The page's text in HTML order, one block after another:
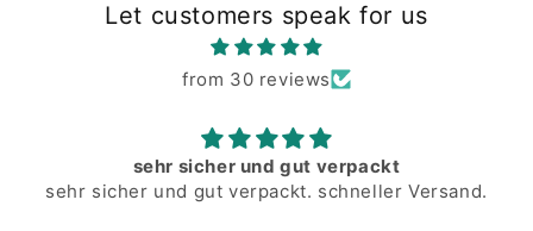
Let customers speak for us
from 30 reviews
sehr sicher und gut verpackt
sehr sicher und gut verpackt. schneller Versand.